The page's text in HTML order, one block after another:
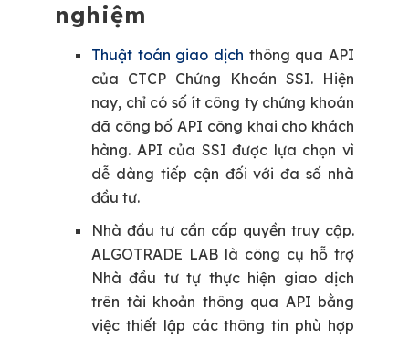
nghiệm
Thuật toán giao dịch thông qua API
của CTCP Chứng Khoán SSI. Hiện
nay, chỉ có số ít công ty chứng khoán
đã công bố API công khai cho khách
hàng. API của SSI được lựa chọn vì
dễ dàng tiếp cận đối với đa số nhà
đầu tư.
Nhà đầu tư cần cấp quyền truy cập.
ALGOTRADE LAB là công cụ hỗ trợ
Nhà đầu tư tự thực hiện giao dịch
trên tài khoản thông qua API bằng
việc thiết lập các thông tin phù hợp